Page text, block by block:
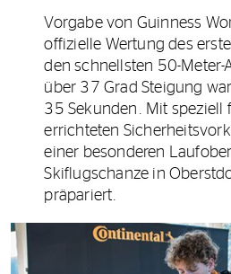
Vorgabe von Guinness
offizielle Wertung des
den schnellsten 50-Meter-
über 37 Grad Steigung
35 Sekunden. Mit speziell
errichteten
einer besonderen
Skiflugschanze in
präpariert.